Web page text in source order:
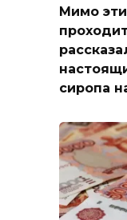
Мимо
сиропа